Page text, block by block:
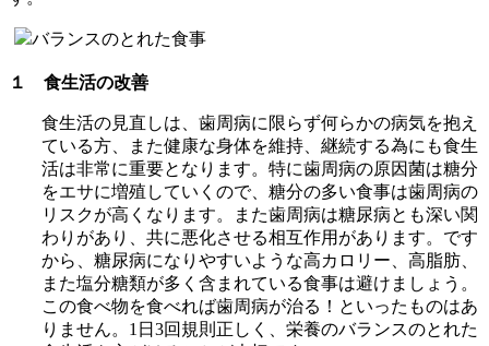
１ 食生活の改善
食生活の見直しは、歯周病に限らず何らかの病気を抱え
ている方、また健康な身体を維持、継続する為にも食生
活は非常に重要となります。特に歯周病の原因菌は糖分
をエサに増殖していくので、糖分の多い食事は歯周病の
リスクが高くなります。また歯周病は糖尿病とも深い関
わりがあり、共に悪化させる相互作用があります。です
から、糖尿病になりやすいような高カロリー、高脂肪、
また塩分糖類が多く含まれている食事は避けましょう。
この食べ物を食べれば歯周病が治る！といったものはあ
りません。1日3回規則正しく、栄養のバランスのとれた